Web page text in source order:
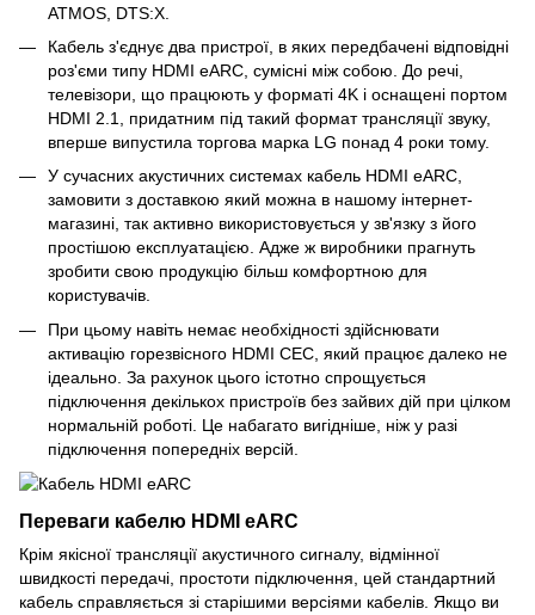
ATMOS, DTS:X.
Кабель з'єднує два пристрої, в яких передбачені відповідні
роз'єми типу HDMI eARC, сумісні між собою. До речі,
телевізори, що працюють у форматі 4K і оснащені портом
HDMI 2.1, придатним під такий формат трансляції звуку,
вперше випустила торгова марка LG понад 4 роки тому.
У сучасних акустичних системах кабель HDMI eARC,
замовити з доставкою який можна в нашому інтернет-
магазині, так активно використовується у зв'язку з його
простішою експлуатацією. Адже ж виробники прагнуть
зробити свою продукцію більш комфортною для
користувачів.
При цьому навіть немає необхідності здійснювати
активацію горезвісного HDMI СЕС, який працює далеко не
ідеально. За рахунок цього істотно спрощується
підключення декількох пристроїв без зайвих дій при цілком
нормальній роботі. Це набагато вигідніше, ніж у разі
підключення попередніх версій.
Переваги кабелю HDMI eARC
Крім якісної трансляції акустичного сигналу, відмінної
швидкості передачі, простоти підключення, цей стандартний
кабель справляється зі старішими версіями кабелів. Якщо ви